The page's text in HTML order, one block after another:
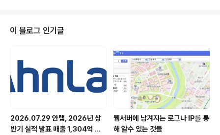
스 공급 및 사업 협력을 위한 계약을 체결했습니다. 이에 따
라 안철수연구소는 일본에 이어 홍콩에서도 보안관제 서비
게 됐습니다. 또한 홍콩의 대표적 이동통신사를 파트너로
확보함에 따라 현지 보안관제 서비스 사업의 확고한 발판
을 마련하게 되었고, 아..
이 블로그 인기글
2026.07.29 안랩, 2026년 상
반기 실적 발표 매출 1,304억 원,
웹서버에 남겨지는 로그나 IP를 통
해 알수 있는 것들